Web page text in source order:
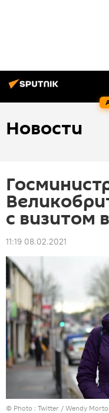
Новости
с визитом
11:19 08.02.2021
© Photo : Twitter / Wendy